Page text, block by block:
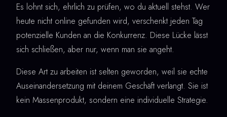
Es lohnt sich, ehrlich zu prüfen, wo du aktuell stehst. Wer
heute nicht online gefunden wird, verschenkt jeden Tag
potenzielle Kunden an die Konkurrenz. Diese Lücke lässt
sich schließen, aber nur, wenn man sie angeht.
Diese Art zu arbeiten ist selten geworden, weil sie echte
Auseinandersetzung mit deinem Geschäft verlangt. Sie ist
kein Massenprodukt, sondern eine individuelle Strategie.